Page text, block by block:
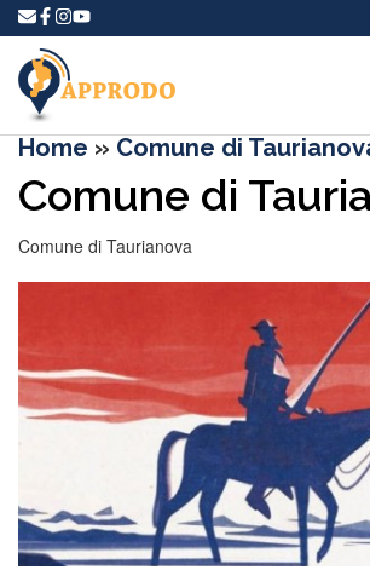
Home » Comune di
Comune di
Comune di Taurianova